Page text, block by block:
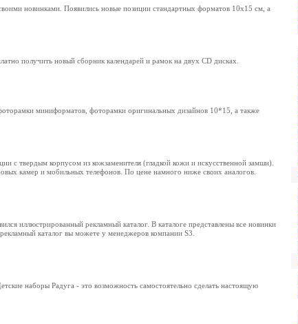
новинками. Появились новые позиции стандартных форматов 10х15 см, а
получить новый сборник календарей и рамок на двух CD дисках.
миниформатов, фоторамки оригинальных дизайнов 10*15, а также
c твердым корпусом из кожзаменителя (гладкой кожи и искусственной замши).
камер и мобильных телефонов. По цене намного ниже своих аналогов.
иллюстрированный рекламный каталог. В каталоге представлены все новинки
каталог вы можете у менеджеров компании S3.
наборы Радуга - это возможность самостоятельно сделать настоящую